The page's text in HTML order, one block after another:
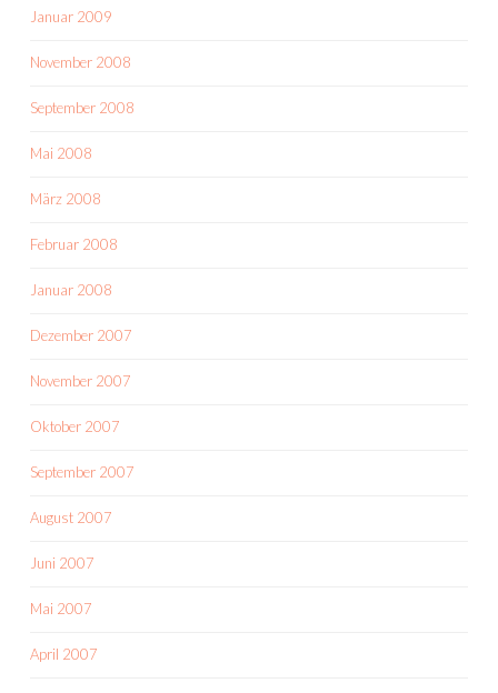
Januar 2009
November 2008
September 2008
Mai 2008
März 2008
Februar 2008
Januar 2008
Dezember 2007
November 2007
Oktober 2007
September 2007
August 2007
Juni 2007
Mai 2007
April 2007